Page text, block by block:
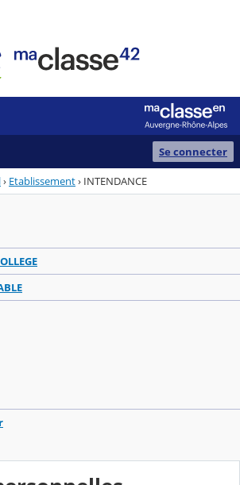
Se connecter
› Etablissement› INTENDANCE